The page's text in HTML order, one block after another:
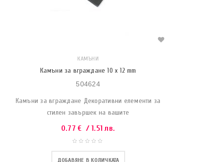
КАМЪНИ
Камъни за вграждане 10 x 12 mm
504624
Камъни за вграждане Декоративни елементи за
стилен завършек на вашите
0.77€ / 1.51 лв.
ДОБАВЯНЕ В КОЛИЧКАТА